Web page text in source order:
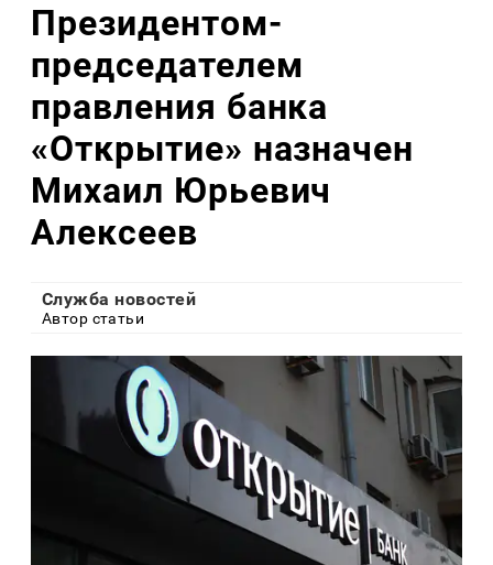
Президентом-
председателем
правления банка
«Открытие» назначен
Михаил Юрьевич
Алексеев
Служба новостей
Автор статьи